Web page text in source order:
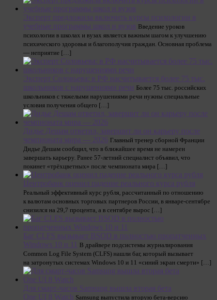
Эксперт предложила включить курсы психологии в
учебные программы школ и вузов Введение уроков
психологии в школах и вузах является важным шагом к улучшению
психического здоровья и благополучия граждан. Основная проблема
— неприятие […]
Эксперт Соловьева: в РФ насчитывается более 75 тыс.
школьников с нарушениями речи Более 75 тыс. российских
школьников с тяжелыми нарушениями речи нужны специальные
условия получения общего […]
Дидье Дешам ответил, завершит ли он карьеру после
чемпионата мира — 2026 Главный тренер сборной Франции
Дидье Дешам сообщил, что в ближайшее время не намерен
завершать карьеру. Ранее 57-летний специалист объявил, что
покинет «трёхцветных» после чемпионата мира […]
Центробанк оценил падение реального курса рубля
Реальный эффективный курс рубля, рассчитанный по отношению
к валютам основных торговых партнеров России, в январе-сентябре
снизился на 29,7 процента, а в сентябре вырос […]
Баг CLFS вызывает BSOD в полностью пропатченных
Windows 10 и 11 В драйвере подсистемы журналирования
Common Log File System (CLFS) нашли баг, который вызывает
на затронутых системах Windows 10 и 11 «синий экран смерти» […]
Для смарт-часов Samsung вышла вторая бета
One UI 8 Watch Samsung выпустила вторую бета-версию